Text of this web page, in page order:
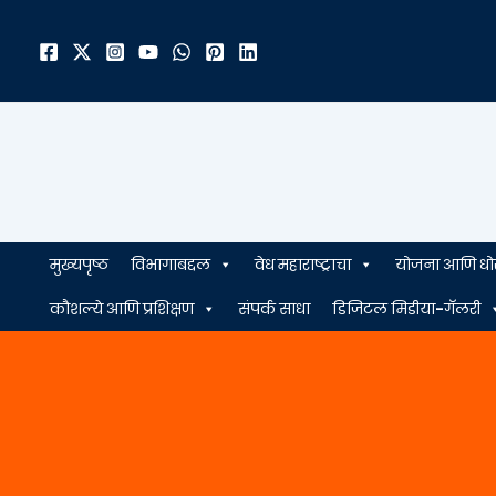
मुख्यपृष्ठ विभागाबद्दल वेध महाराष्ट्राचा
योजना आणि
कौशल्ये आणि प्रशिक्षण
संपर्क साधा डिजिटल मिडीया-गॅलरी